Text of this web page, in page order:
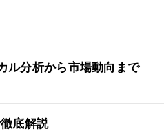
ル分析から市場動向まで
底解説